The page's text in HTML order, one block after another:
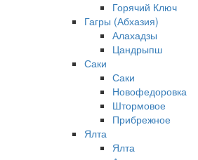
Горячий Ключ
Гагры (Абхазия)
Алахадзы
Цандрыпш
Саки
Саки
Новофедоровка
Штормовое
Прибрежное
Ялта
Ялта